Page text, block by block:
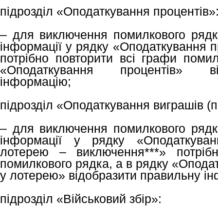
підрозділ «Оподаткування
– для виключення помилкового
інформації у рядку «Оподаткування
потрібно повторити всі графи
«Оподаткування процентів»
інформацію;
підрозділ «Оподаткування виграшів
– для виключення помилкового
інформації у рядку
лотерею – виключення***»
помилкового рядка, а в рядку
у лотерею» відобразити правильну
підрозділ «Військовий збір»: